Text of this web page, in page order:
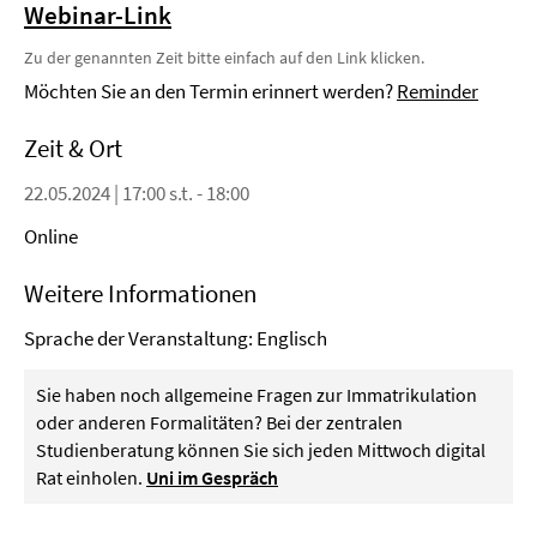
Webinar-Link
Zu der genannten Zeit bitte einfach auf den Link klicken.
Möchten Sie an den Termin erinnert werden?Reminder
Zeit & Ort
22.05.2024 | 17:00 s.t. - 18:00
Online
Weitere Informationen
Sprache der Veranstaltung: Englisch
Sie haben noch allgemeine Fragen zur Immatrikulation
oder anderen Formalitäten? Bei der zentralen
Studienberatung können Sie sich jeden Mittwoch digital
Rat einholen. Uni im Gespräch